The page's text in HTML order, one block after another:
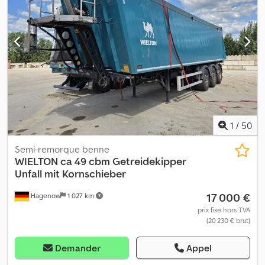
freins à disque Essieu relevable Suspension pneumatique avec
fonction relevage/abaissement Portes à deux battants Rails
d’arrimage Anneaux d’arrimage Fourgon en contreplaqué 1x prise
15 broches 24V 2x prises 7 broches 24V ABS/EBS Poids à vide : 6
980 kg Dimensions intérieures espace de chargement : L 13,62 m,
l 2,49 m, H 2,70 m Pneumatiques : 385/65 R22,5 Profondeur de
sculpture : 1er essieu gauche/droite : 14 mm / 14 mm 2ème essieu
gauche/droite : 14 mm / 14 mm 3ème essieu gauche/droite : 12 mm
/ 12 mm Dodpfxjy Hk I Es Akvewa
1 / 50
Hagenow 1 027 km
Semi-remorque benne
WIELTON ca 49 cbm Getreidekipper
Unfall mit Kornschieber
17 000 €
prix fixe hors TVA
(20 230 € brut)
Demander Appel